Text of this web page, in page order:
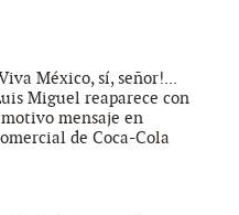
México, sí, señor!...
Miguel reaparece con
mensaje en
de Coca-Cola